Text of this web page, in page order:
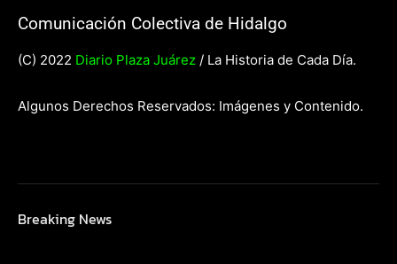
Comunicación Colectiva de Hidalgo
(C) 2022 Diario Plaza Juárez / La Historia de Cada Día.
Algunos Derechos Reservados: Imágenes y Contenido.
Breaking News